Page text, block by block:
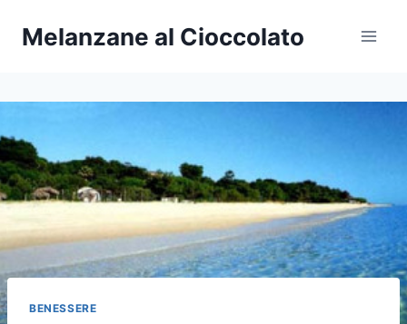
Melanzane al Cioccolato
BENESSERE